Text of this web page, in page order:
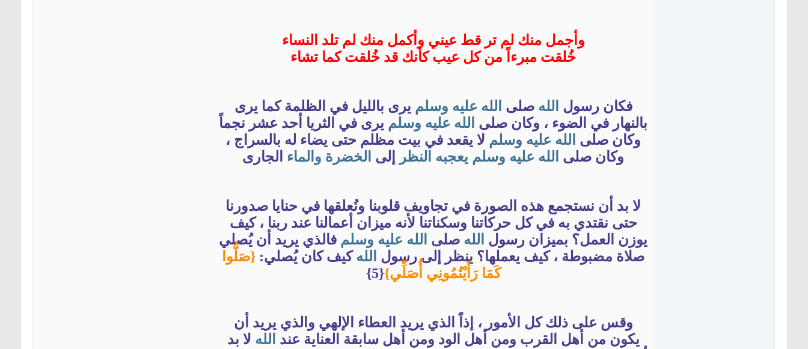
وأجمل منك لم تر قط عيني وأكمل منك لم تلد النساء
خُلقت مبرءاً من كل عيب كأنك قد خُلقت كما تشاء
فكان رسول الله صلى الله عليه وسلم يرى بالليل في الظلمة كما يرى
بالنهار في الضوء ، وكان صلى الله عليه وسلم يرى في الثريا أحد عشر نجماً
وكان صلى الله عليه وسلم لا يقعد في بيت مظلم حتى يضاء له بالسراج ،
وكان صلى الله عليه وسلم يعجبه النظر إلى الخضرة والماء الجارى
لا بد أن نستجمع هذه الصورة في تجاويف قلوبنا ونُعلقها في حنايا صدورنا
حتى نقتدي به في كل حركاتنا وسكناتنا لأنه ميزان أعمالنا عند ربنا ، كيف
يوزن العمل؟ بميزان رسول الله صلى الله عليه وسلم فالذي يريد أن يُصلي
صلاة مضبوطة ، كيف يعملها؟ ينظر إلى رسول اللهكيف كان يُصلي: {صَلُّوا
كَمَا رَأَيْتُمُونِي أُصَلِّي}{5}
وقس على ذلك كل الأمور ، إذاً الذي يريد العطاء الإلهي والذي يريد أن
يكون من أهل القرب ومن أهل الود ومن أهل سابقة العناية عند الله لا بد